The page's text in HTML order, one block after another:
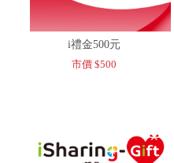
i禮金500元
市價 $500